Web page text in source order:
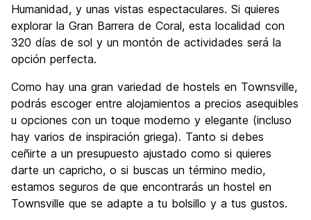
Calidad Precio
7.1
Humanidad, y unas vistas espectaculares. Si quieres
explorar la Gran Barrera de Coral, esta localidad con
320 días de sol y un montón de actividades será la
opción perfecta.
Como hay una gran variedad de hostels en Townsville,
podrás escoger entre alojamientos a precios asequibles
u opciones con un toque moderno y elegante (incluso
hay varios de inspiración griega). Tanto si debes
ceñirte a un presupuesto ajustado como si quieres
darte un capricho, o si buscas un término medio,
estamos seguros de que encontrarás un hostel en
Townsville que se adapte a tu bolsillo y a tus gustos.